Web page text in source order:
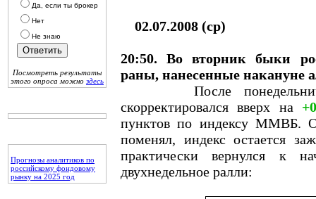
Да, если ты брокер
Нет
Не знаю
Посмотреть результаты
этого опроса можно здесь
Прогнозы аналитиков по
российскому фондовому
рынку на 2025 год
02.07.2008 (ср)
20:50. Во вторник быки
раны, нанесенные
После
скорректировался вверх на
пунктов по индексу ММВБ.
поменял, индекс остается
практически вернулся к
двухнедельное ралли: